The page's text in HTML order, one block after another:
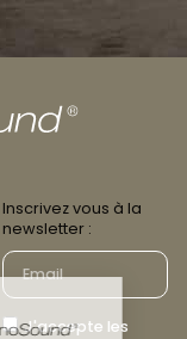
Inscrivez vous à la
newsletter :
J'accepte les